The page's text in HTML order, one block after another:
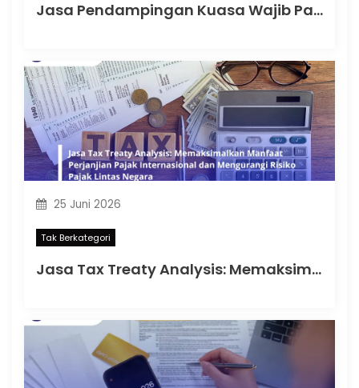
Jasa Pendampingan Kuasa Wajib Pajak: Memahami Mulai Kapan SKT Wajib bagi Kuasa Wajib Pajak Menurut PMK 44 Tahun 2026
25 Juni 2026
Tak Berkategori
Jasa Tax Treaty Analysis: Memaksimalkan Manfaat Perjanjian Pajak Internasional dan Mengurangi Risiko Pajak Lintas Negara